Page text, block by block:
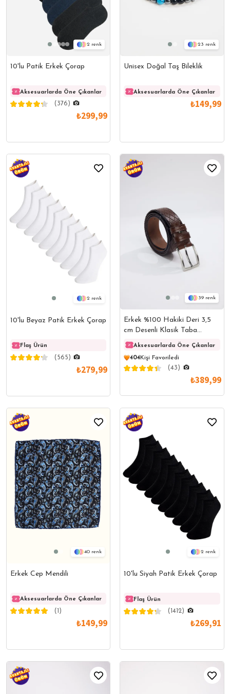
2
10'lu Patik Erkek Çorap
Aksesuarlarda Öne Çıkanlar Aksesuarlarda Öne Çıkanlar
(376)
₺299,99
23
Unisex Doğal Taş Bileklik
Aksesuarlarda Öne Çıkanlar
₺149,99
2
10'lu Beyaz Patik Erkek Çorap
Flaş Ürün Flaş Ürün Flaş
(565)
₺279,99
39
Erkek %100 Hakiki Deri 3,5
cm Desenli Klasik Taba
Kemer
Aksesuarlarda Öne Çıkanlar
404Kişi Favoriledi
(43)
₺389,99
40
Erkek Cep Mendili
Aksesuarlarda Öne Çıkanlar Aksesuarlarda Öne Çıkanlar
(1)
₺149,99
2
10'lu Siyah Patik Erkek Çorap
Flaş Ürün
(1412)
₺269,91